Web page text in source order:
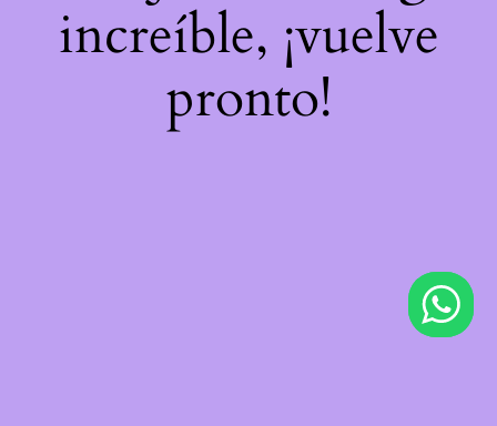
increíble, ¡vuelve
pronto!